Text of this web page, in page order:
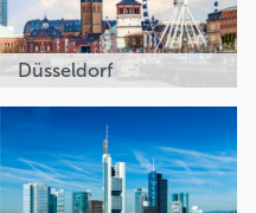
Düsseldorf